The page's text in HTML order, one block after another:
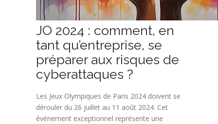
JO 2024 : comment, en
tant qu’entreprise, se
préparer aux risques de
cyberattaques ?
Les Jeux Olympiques de Paris 2024 doivent se
dérouler du 26 juillet au 11 août 2024. Cet
événement exceptionnel représente une